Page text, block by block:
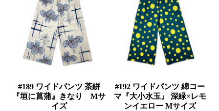
#189 ワイドパンツ 茶絣
『垣に菖蒲』きなり Mサ
イズ
#192 ワイドパンツ 綿コー
マ『大小水玉』 深緑×レモ
ンイエロー Mサイズ